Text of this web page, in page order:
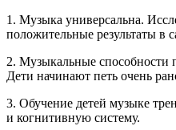
1. Музыка универсальна.
положительные результаты в
2. Музыкальные способности
Дети начинают петь очень
3. Обучение детей музыке
и когнитивную систему.